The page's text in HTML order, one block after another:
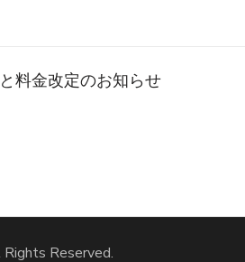
料金改定のお知らせ
Reserved.